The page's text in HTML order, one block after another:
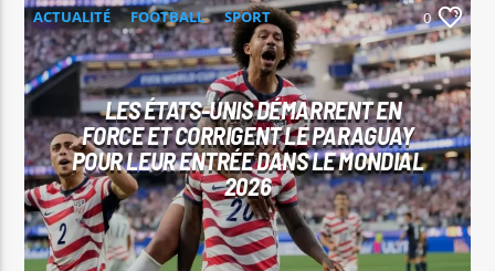
ACTUALITÉ FOOTBALL SPORT 0
LES ÉTATS-UNIS DÉMARRENT EN
FORCE ET CORRIGENT LE PARAGUAY
POUR LEUR ENTRÉE DANS LE MONDIAL
2026